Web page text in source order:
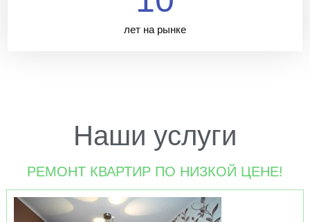
лет на рынке
Наши услуги
РЕМОНТ КВАРТИР ПО НИЗКОЙ ЦЕНЕ!